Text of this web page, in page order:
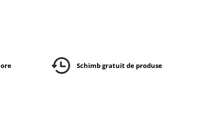
Schimb gratuit de produse